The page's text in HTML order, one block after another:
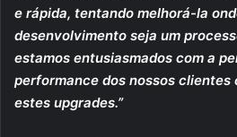
e rápida, tentando melhorá-la
desenvolvimento seja um
estamos entusiasmados com a
performance dos nossos clientes
estes upgrades.”